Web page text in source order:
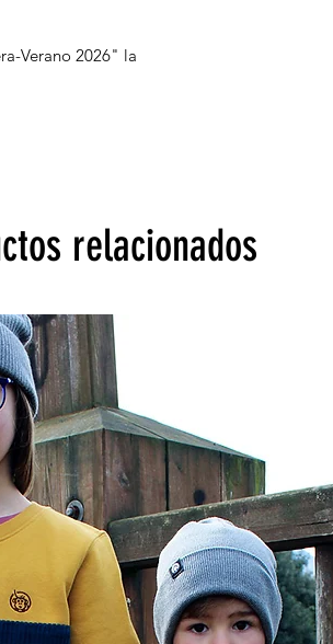
Verano 2026" la
relacionados